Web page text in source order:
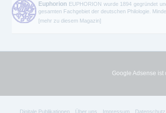
Euphorion EUPHORION wurde 1894 gegründet
gesamten Fachgebiet der deutschen Philologie.
[mehr zu diesem Magazin]
Google Adsense ist
Digitale Publikationen Über uns Impressum Datenschutz